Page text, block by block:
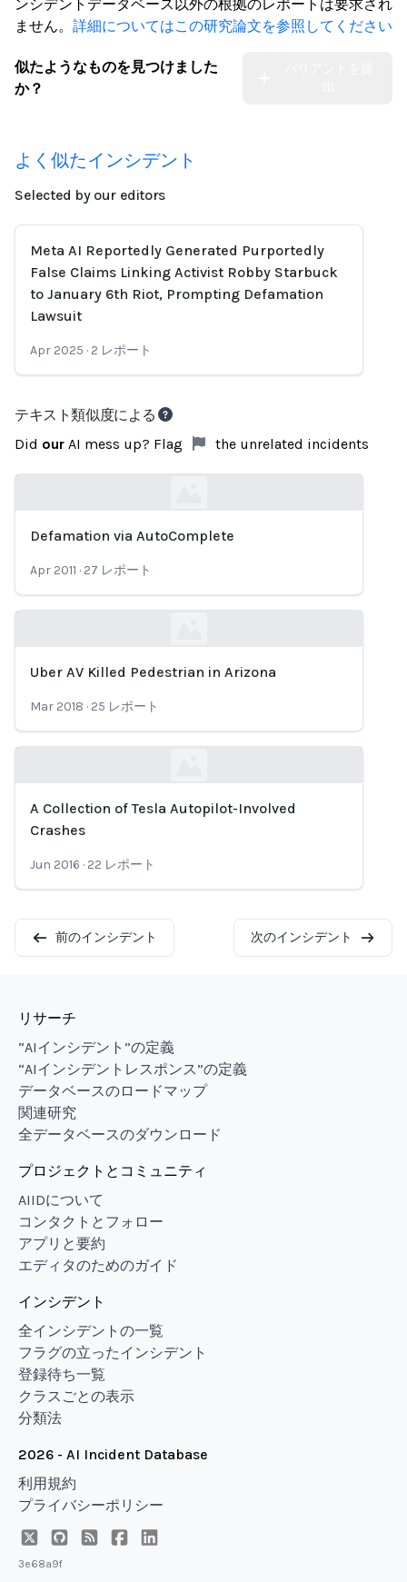
ンシデントデータベース以外の根拠のレポートは要求され
ません。 詳細についてはこの研究論文を参照してください
似たようなものを見つけました
か？
よく似たインシデント
Selected by our editors
Meta AI Reportedly Generated Purportedly
False Claims Linking Activist Robby Starbuck
to January 6th Riot, Prompting Defamation
Lawsuit
Apr 2025 · 2 レポート
テキスト類似度による
Did our AI mess up? Flag the unrelated incidents
Defamation via AutoComplete
Apr 2011 · 27 レポート
Uber AV Killed Pedestrian in Arizona
Mar 2018 · 25 レポート
Loading...
A Collection of Tesla Autopilot-Involved
Crashes
Jun 2016 · 22 レポート
前のインシデント 次のインシデント
リサーチ
“AIインシデント”の定義
“AIインシデントレスポンス”の定義
データベースのロードマップ
関連研究
全データベースのダウンロード
プロジェクトとコミュニティ
AIIDについて
コンタクトとフォロー
アプリと要約
エディタのためのガイド
インシデント
全インシデントの一覧
フラグの立ったインシデント
登録待ち一覧
クラスごとの表示
分類法
2026 - AI Incident Database
利用規約
プライバシーポリシー
3e68a9f